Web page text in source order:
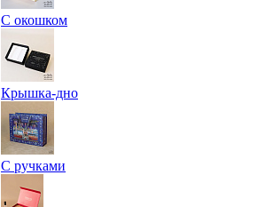
С окошком
Крышка-дно
С ручками